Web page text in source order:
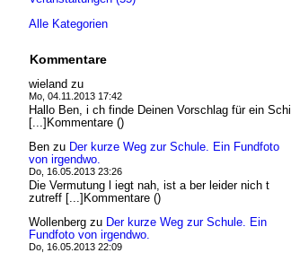
Alle Kategorien
Kommentare
wieland zu
Mo, 04.11.2013 17:42
Hallo Ben, i ch finde Deinen Vorschlag für ein Schil
[...]Kommentare ()
Ben zu Der kurze Weg zur Schule. Ein Fundfoto
von irgendwo.
Do, 16.05.2013 23:26
Die Vermutung l iegt nah, ist a ber leider nich t
zutreff [...]Kommentare ()
Wollenberg zu Der kurze Weg zur Schule. Ein
Fundfoto von irgendwo.
Do, 16.05.2013 22:09